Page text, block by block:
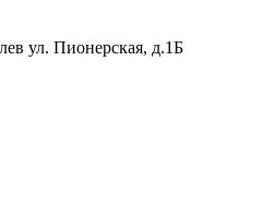
ул. Пионерская, д.1Б